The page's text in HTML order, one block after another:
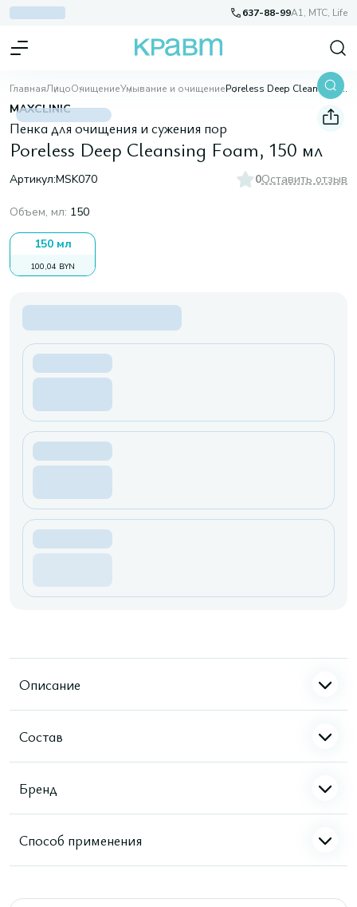
637-88-99A1, МТС, Life
ГлавнаяЛицоОчищениеУмывание и очищение Poreless Deep Cleansing Foam, 150 мл
MAXCLINIC
Пенка для очищения и сужения пор
Poreless Deep Cleansing Foam, 150 мл
Артикул:MSK070 0Оставить отзыв
Объем, мл: 150
150 мл
100,04 BYN
Описание
Состав
Бренд
Способ применения